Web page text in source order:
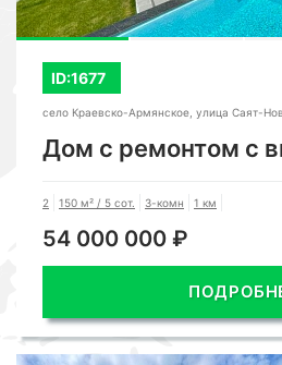
ID:1677
село Краевско-Армянское, улица Саят-
Дом с ремонтом с
2 150 м² / 5 сот. 3-комн 1 км
54 000 000 ₽